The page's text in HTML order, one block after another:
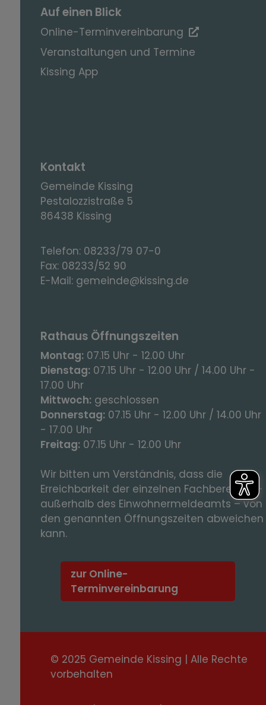
Auf einen Blick
Online-Terminvereinbarung
Veranstaltungen und Termine
Kissing App
Kontakt
Gemeinde Kissing
Pestalozzistraße 5
86438 Kissing
Telefon: 08233/79 07-0
Fax: 08233/52 90
E-Mail: gemeinde@kissing.de
Rathaus Öffnungszeiten
Montag: 07.15 Uhr - 12.00 Uhr
Dienstag: 07.15 Uhr - 12.00 Uhr / 14.00 Uhr -
17.00 Uhr
Mittwoch: geschlossen
Donnerstag: 07.15 Uhr - 12.00 Uhr / 14.00 Uhr
- 17.00 Uhr
Freitag: 07.15 Uhr - 12.00 Uhr
Wir bitten um Verständnis, dass die
Erreichbarkeit der einzelnen Fachbereiche -
außerhalb des Einwohnermeldeamts – von
den genannten Öffnungszeiten abweichen
kann.
zur Online-
Terminvereinbarung
© 2025 Gemeinde Kissing | Alle Rechte
vorbehalten